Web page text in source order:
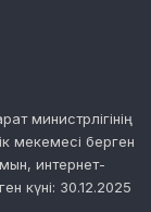
министрлігінің
мекемесі берген
интернет-
күні: 30.12.2025